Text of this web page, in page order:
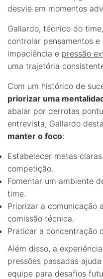
desvie em momentos
Gallardo, técnico do
controlar pensamentos
impaciência e pressão
uma trajetória
Com um histórico de
priorizar uma
abalar por derrotas
entrevista, Gallardo
manter o foco:
Estabelecer metas
competição.
Fomentar um ambiente
time.
Priorizar a comunicação
comissão técnica.
Praticar a concentração
Além disso, a
pressões passadas
equipe para desafios